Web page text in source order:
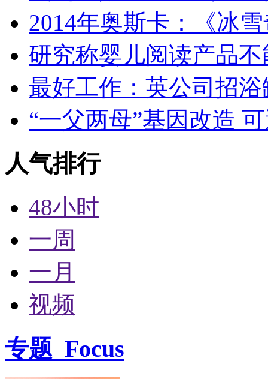
2014年奥斯卡：《冰
研究称婴儿阅读产品
最好工作：英公司招
“一父两母”基因改造
人气排行
48小时
一周
一月
视频
专题 Focus